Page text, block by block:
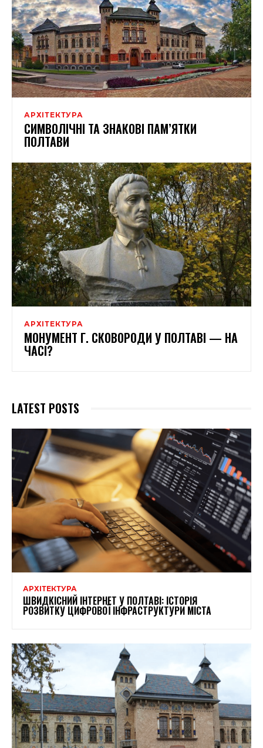
АРХІТЕКТУРА
СИМВОЛІЧНІ ТА ЗНАКОВІ ПАМ’ЯТКИ
ПОЛТАВИ
АРХІТЕКТУРА
МОНУМЕНТ Г. СКОВОРОДИ У ПОЛТАВІ — НА
ЧАСІ?
LATEST POSTS
АРХІТЕКТУРА
ШВИДКІСНИЙ ІНТЕРНЕТ У ПОЛТАВІ: ІСТОРІЯ
РОЗВИТКУ ЦИФРОВОЇ ІНФРАСТРУКТУРИ МІСТА